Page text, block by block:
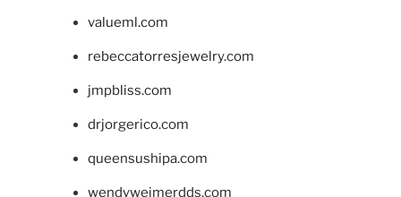
valueml.com
rebeccatorresjewelry.com
jmpbliss.com
drjorgerico.com
queensushipa.com
wendyweimerdds.com